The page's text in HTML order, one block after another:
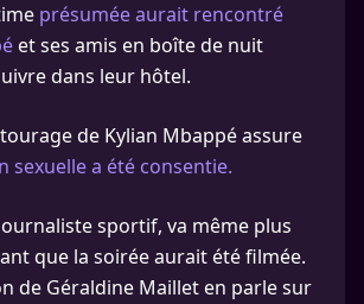
présumée aurait rencontré
et ses amis en boîte de nuit
dans leur hôtel.
de Kylian Mbappé assure
sexuelle a été consentie.
sportif, va même plus
que la soirée aurait été filmée.
de Géraldine Maillet en parle sur